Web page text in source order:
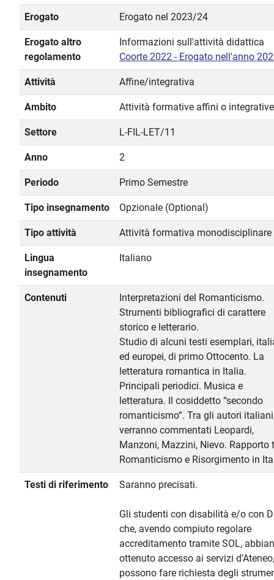
Erogato Erogato nel 2023/24
Erogato altro
regolamento
Informazioni sull'attività didattica
Coorte 2022 - Erogato nell'anno
Attività Affine/integrativa
Ambito Attività formative affini o integrative
Settore L-FIL-LET/11
Anno 2
Periodo Primo Semestre
Tipo insegnamento Opzionale (Optional)
Tipo attività Attività formativa monodisciplinare
Lingua
insegnamento
Italiano
Contenuti
Interpretazioni del Romanticismo.
Strumenti bibliografici di carattere
storico e letterario.
Studio di alcuni testi esemplari,
ed europei, di primo Ottocento. La
letteratura romantica in Italia.
Principali periodici. Musica e
letteratura. Il cosiddetto “secondo
romanticismo”. Tra gli autori
verranno commentati Leopardi,
Manzoni, Mazzini, Nievo. Rapporto
Romanticismo e Risorgimento in
Testi di riferimento Saranno precisati.
Gli studenti con disabilità e/o con
che, avendo compiuto regolare
accreditamento tramite SOL,
ottenuto accesso ai servizi d’Ateneo,
possono fare richiesta degli